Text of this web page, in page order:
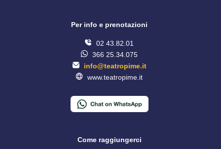
Per info e prenotazioni
02 43.82.01
366 25.34.075
info@teatropime.it
www.teatropime.it
Come raggiungerci